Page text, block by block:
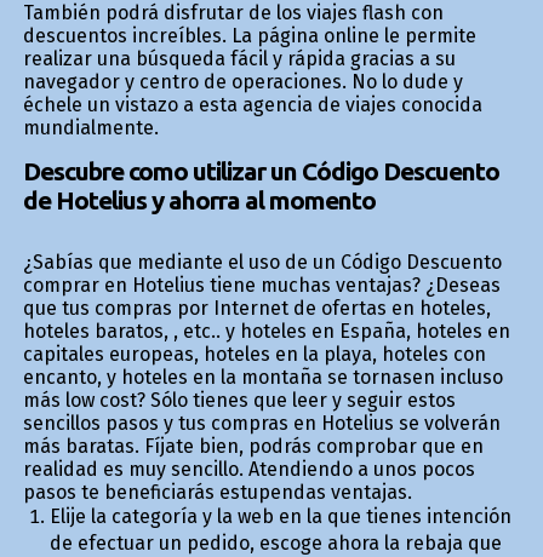
También podrá disfrutar de los viajes flash con
descuentos increíbles. La página online le permite
realizar una búsqueda fácil y rápida gracias a su
navegador y centro de operaciones. No lo dude y
échele un vistazo a esta agencia de viajes conocida
mundialmente.
Descubre como utilizar un Código Descuento
de Hotelius y ahorra al momento
¿Sabías que mediante el uso de un Código Descuento
comprar en Hotelius tiene muchas ventajas? ¿Deseas
que tus compras por Internet de ofertas en hoteles,
hoteles baratos, , etc.. y hoteles en España, hoteles en
capitales europeas, hoteles en la playa, hoteles con
encanto, y hoteles en la montaña se tornasen incluso
más low cost? Sólo tienes que leer y seguir estos
sencillos pasos y tus compras en Hotelius se volverán
más baratas. Fíjate bien, podrás comprobar que en
realidad es muy sencillo. Atendiendo a unos pocos
pasos te beneficiarás estupendas ventajas.
Elije la categoría y la web en la que tienes intención
de efectuar un pedido, escoge ahora la rebaja que